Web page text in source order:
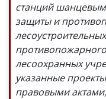
станций
защиты и
лесоохранных
указанные
правовыми